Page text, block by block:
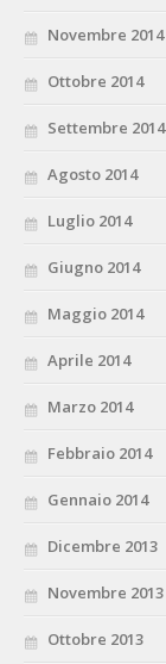
Novembre 2014
Ottobre 2014
Settembre 2014
Agosto 2014
Luglio 2014
Giugno 2014
Maggio 2014
Aprile 2014
Marzo 2014
Febbraio 2014
Gennaio 2014
Dicembre 2013
Novembre 2013
Ottobre 2013